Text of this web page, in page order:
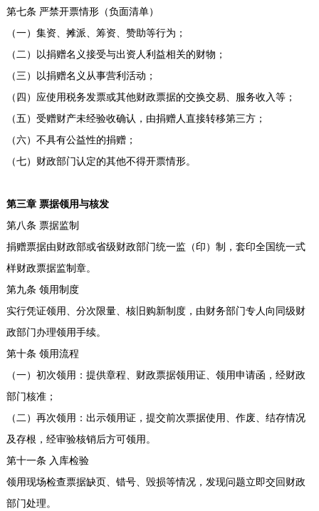
第七条 严禁开票情形（负面清单）
（一）集资、摊派、筹资、赞助等行为；
（二）以捐赠名义接受与出资人利益相关的财物；
（三）以捐赠名义从事营利活动；
（四）应使用税务发票或其他财政票据的交换交易、服务收入等；
（五）受赠财产未经验收确认，由捐赠人直接转移第三方；
（六）不具有公益性的捐赠；
（七）财政部门认定的其他不得开票情形。
第三章 票据领用与核发
第八条 票据监制
捐赠票据由财政部或省级财政部门统一监（印）制，套印全国统一式
样财政票据监制章。
第九条 领用制度
实行凭证领用、分次限量、核旧购新制度，由财务部门专人向同级财
政部门办理领用手续。
第十条 领用流程
（一）初次领用：提供章程、财政票据领用证、领用申请函，经财政
部门核准；
（二）再次领用：出示领用证，提交前次票据使用、作废、结存情况
及存根，经审验核销后方可领用。
第十一条 入库检验
领用现场检查票据缺页、错号、毁损等情况，发现问题立即交回财政
部门处理。